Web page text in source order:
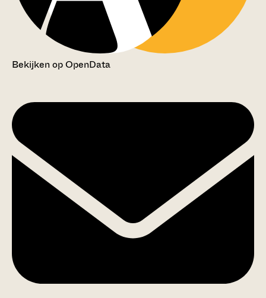
Bekijken op OpenData